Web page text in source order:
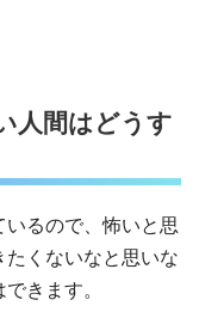
人間はどうす
るので、怖いと思
くないなと思いな
きます。